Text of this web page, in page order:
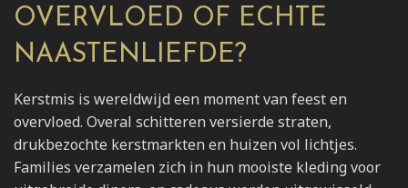
OVERVLOED OF ECHTE
NAASTENLIEFDE?
Kerstmis is wereldwijd een moment van feest en
overvloed. Overal schitteren versierde straten,
drukbezochte kerstmarkten en huizen vol lichtjes.
Families verzamelen zich in hun mooiste kleding voor